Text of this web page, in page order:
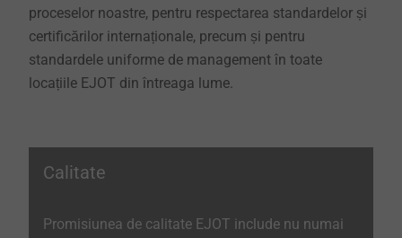
proceselor noastre, pentru respectarea standardelor și
certificărilor internaționale, precum și pentru
standardele uniforme de management în toate
locațiile EJOT din întreaga lume.
Calitate
Promisiunea de calitate EJOT include nu numai